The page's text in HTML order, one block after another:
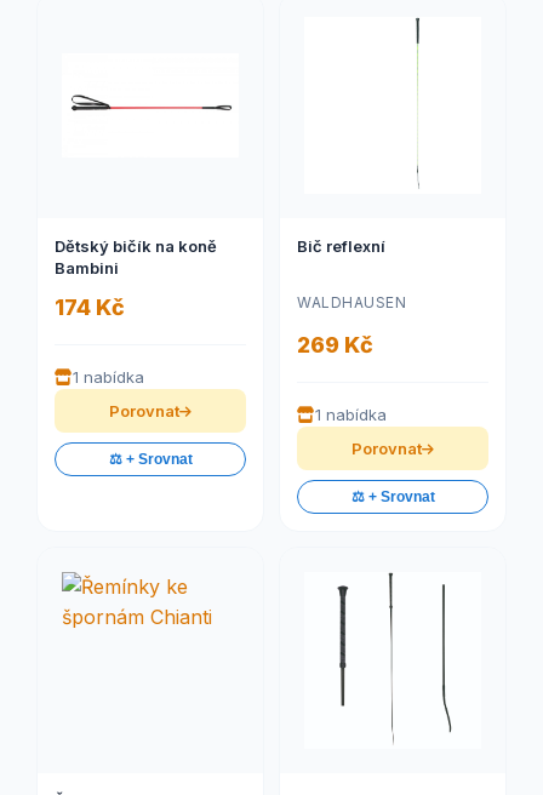
Dětský bičík na koně
Bambini
174 Kč
1 nabídka
Porovnat
⚖️ + Srovnat
Bič reflexní
WALDHAUSEN
269 Kč
1 nabídka
Porovnat
⚖️ + Srovnat